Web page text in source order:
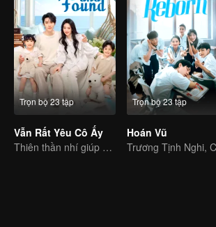
Trọn bộ 23 tập
Vẫn Rất Yêu Cô Ấy
Thiên thần nhí giúp sức, sếp bố chuẩn mẫu mực
Trọn bộ 23 tập
Hoán Vũ